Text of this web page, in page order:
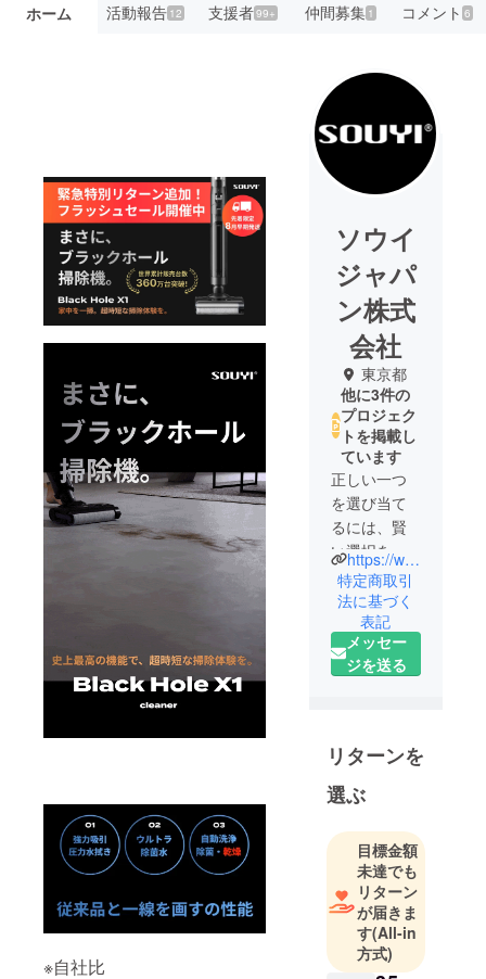
ホーム 活動報告12 支援者99+ 仲間募集 1 コメント6
※自社比
ソウイ
ジャパ
ン株式
会社
東京都
他に3件の
プロジェク
トを掲載し
ています
正しい一つ
を選び当て
るには、賢
い選択をし
なければな
りません。
所有するこ
とや、使う
こと、使い
え、所有す
ることで喜
びの湧く商
れた方に賢
い選択と思
われるよう
なもの作り
を「SOUYI
」は目指し
https://www.souyi-japan.shop/
特定商取引
法に基づく
表記
メッセー
ジを送る
リターンを
選ぶ
目標金額
未達でも
リターン
が届きま
す(All-in
方式)